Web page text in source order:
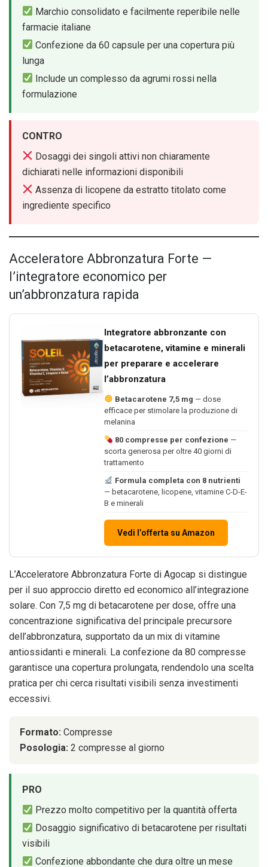
Marchio consolidato e facilmente reperibile nelle
farmacie italiane
Confezione da 60 capsule per una copertura più
lunga
Include un complesso da agrumi rossi nella
formulazione
CONTRO
Dosaggi dei singoli attivi non chiaramente
dichiarati nelle informazioni disponibili
Assenza di licopene da estratto titolato come
ingrediente specifico
Acceleratore Abbronzatura Forte —
l’integratore economico per
un’abbronzatura rapida
Integratore abbronzante con
betacarotene, vitamine e minerali
per preparare e accelerare
l’abbronzatura
Betacarotene 7,5 mg — dose
efficace per stimolare la produzione di
melanina
80 compresse per confezione —
scorta generosa per oltre 40 giorni di
trattamento
Formula completa con 8 nutrienti
— betacarotene, licopene, vitamine C-D-E-
B e minerali
Vedi l’offerta su Amazon
L’Acceleratore Abbronzatura Forte di Agocap si distingue
per il suo approccio diretto ed economico all’integrazione
solare. Con 7,5 mg di betacarotene per dose, offre una
concentrazione significativa del principale precursore
dell’abbronzatura, supportato da un mix di vitamine
antiossidanti e minerali. La confezione da 80 compresse
garantisce una copertura prolungata, rendendolo una scelta
pratica per chi cerca risultati visibili senza investimenti
eccessivi.
Formato: Compresse
Posologia: 2 compresse al giorno
PRO
Prezzo molto competitivo per la quantità offerta
Dosaggio significativo di betacarotene per risultati
visibili
Confezione abbondante che dura oltre un mese